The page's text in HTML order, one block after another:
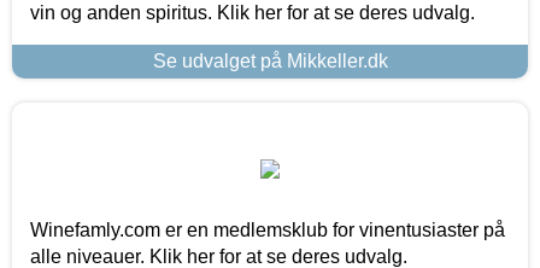
vin og anden spiritus. Klik her for at se deres udvalg.
Se udvalget på Mikkeller.dk
Winefamly.com er en medlemsklub for vinentusiaster på
alle niveauer. Klik her for at se deres udvalg.